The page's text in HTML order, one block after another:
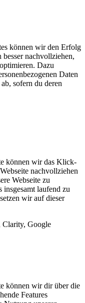
können wir den Erfolg
nachvollziehen,
Dazu
Daten
sofern du deren
können wir das Klick-
nachvollziehen
Webseite zu
insgesamt laufend zu
wir auf dieser
Clarity, Google
können wir dir über die
Features